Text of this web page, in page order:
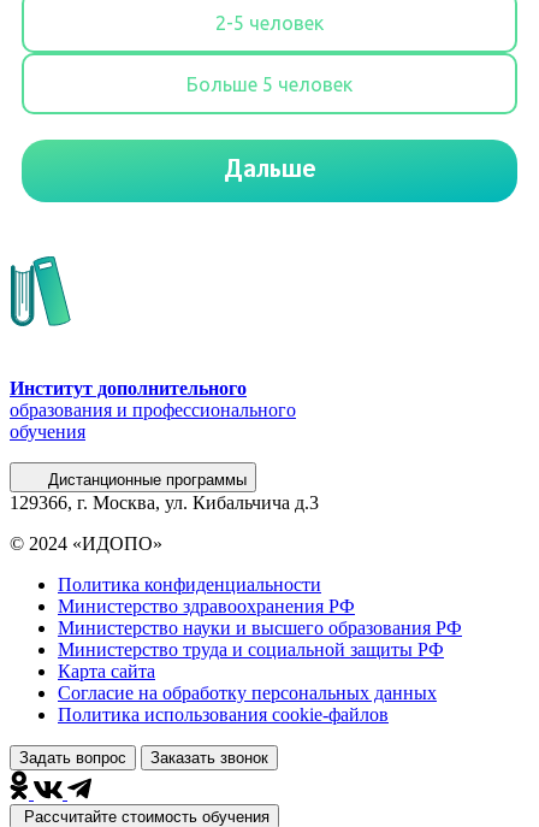
Институт дополнительного
образования и профессионального
обучения
Дистанционные программы
129366, г. Москва, ул. Кибальчича д.3
© 2024 «ИДОПО»
Политика конфиденциальности
Министерство здравоохранения РФ
Министерство науки и высшего образования РФ
Министерство труда и социальной защиты РФ
Карта сайта
Согласие на обработку персональных данных
Политика использования сookie-файлов
Задать вопрос Заказать звонок
Рассчитайте стоимость обучения